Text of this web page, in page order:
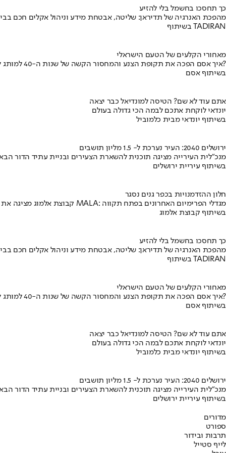
כך תחסכו בחשמל בלי להזיע
מהפכת האנרגיה של תדיראן: שליטה, אבטחת מידע וניהול אקלים חכם
בשיתוף TADIRAN
מאחורי הקלעים של הטעם הישראלי
איך אסם הפכה את תקופת הצנע והמחסור הקשה של שנות ה-40 למותג לאומי?
בשיתוף אסם
אתם עוד לא שם? הטיסה למונדיאל כבר יצאה
יונדאי לוקחת אתכם לבמה הכי גדולה בעולם
בשיתוף יונדאי מבית כלמוביל
ירושלים 2040: העיר נערכת ל- 1.5 מליון תושבים
מנכ"לית העירייה מציגה תוכנית להשארת הצעירים ובניית עתיד הדור
בשיתוף עיריית ירושלים
חלון ההזדמנויות בכפר גנים נסגר
קבוצת אלמוג מציגה את פרויקט MALA: מגדלי הפרימיום האחרונים בפתח תקווה
בשיתוף קבוצת אלמוג
כך תחסכו בחשמל בלי להזיע
מהפכת האנרגיה של תדיראן: שליטה, אבטחת מידע וניהול אקלים חכם
בשיתוף TADIRAN
מאחורי הקלעים של הטעם הישראלי
איך אסם הפכה את תקופת הצנע והמחסור הקשה של שנות ה-40 למותג לאומי?
בשיתוף אסם
אתם עוד לא שם? הטיסה למונדיאל כבר יצאה
יונדאי לוקחת אתכם לבמה הכי גדולה בעולם
בשיתוף יונדאי מבית כלמוביל
ירושלים 2040: העיר נערכת ל- 1.5 מליון תושבים
מנכ"לית העירייה מציגה תוכנית להשארת הצעירים ובניית עתיד הדור
בשיתוף עיריית ירושלים
מדורים
ספורט
תרבות ובידור
לייף סטייל